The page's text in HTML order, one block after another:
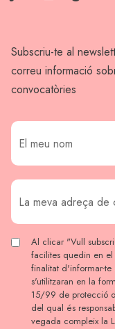
Subscriu-te al
correu informació
convocatòries
Al clicar "Vull
facilites quedin en
finalitat d'informar-te
s'utilitzaran en la
15/99 de protecció
del qual és
vegada compleix la